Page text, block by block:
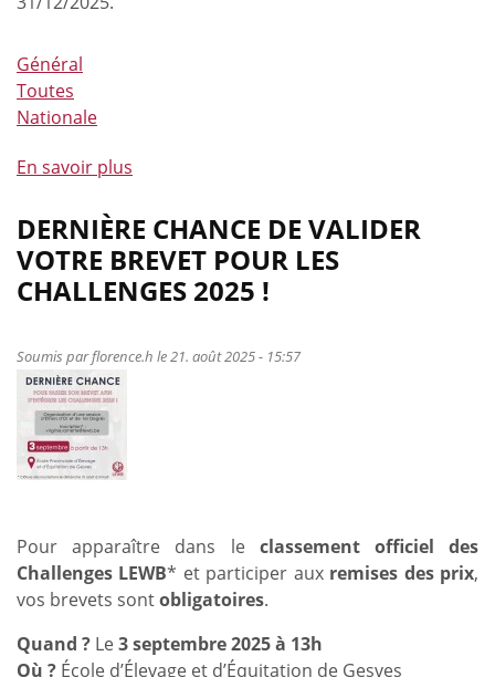
Général
Toutes
Nationale
En savoir plus
de
Tarif
réduit
pour
licences
DERNIÈRE CHANCE DE VALIDER
VOTRE BREVET POUR LES
CHALLENGES 2025 !
Soumis parflorence.h le 21. août 2025 - 15:57
Pour apparaître dans le classement officiel des
Challenges LEWB* et participer aux remises des prix,
vos brevets sontobligatoires.
Quand ? Le3 septembre 2025 à 13h
Où ? École d’Élevage et d’Équitation de Gesves